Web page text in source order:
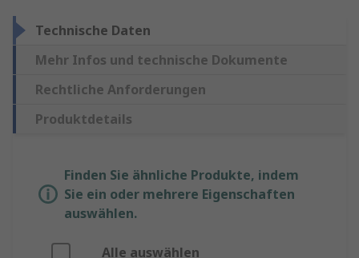
Technische Daten
Mehr Infos und technische Dokumente
Rechtliche Anforderungen
Produktdetails
Finden Sie ähnliche Produkte, indem
Sie ein oder mehrere Eigenschaften
auswählen.
Alle auswählen